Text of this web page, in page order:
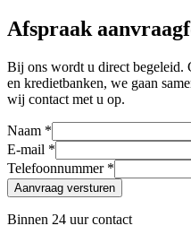
Afspraak
Bij ons wordt u direct begeleid.
en kredietbanken, we gaan
wij contact met u op.
Naam *
E-mail *
Telefoonnummer *
Aanvraag versturen
Binnen 24 uur contact